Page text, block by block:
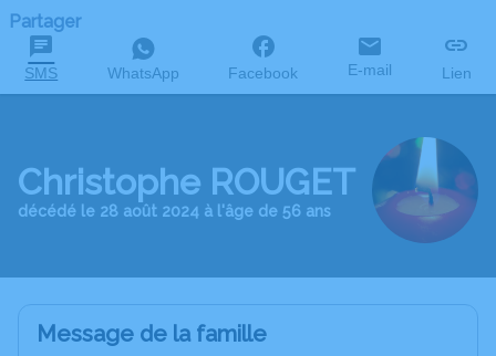
Partager
SMS WhatsApp Facebook E-mail Lien
Christophe ROUGET
décédé le 28 août 2024 à l'âge de 56 ans
Message de la famille